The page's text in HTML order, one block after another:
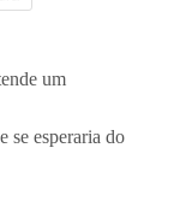
um
se esperaria do